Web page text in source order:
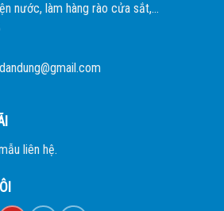
nước, làm hàng rào cửa sắt,...
liên hệ.